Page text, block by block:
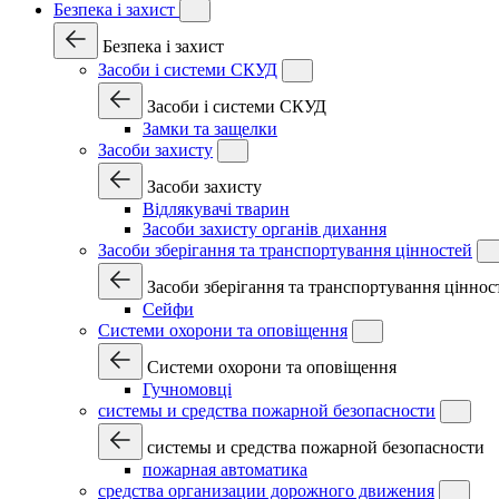
Безпека і захист
Безпека і захист
Засоби і системи СКУД
Засоби і системи СКУД
Замки та защелки
Засоби захисту
Засоби захисту
Відлякувачі тварин
Засоби захисту органів дихання
Засоби зберігання та транспортування цінностей
Засоби зберігання та транспортування
Сейфи
Системи охорони та оповіщення
Системи охорони та оповіщення
Гучномовці
системы и средства пожарной безопасности
системы и средства пожарной безопасности
пожарная автоматика
средства организации дорожного движения